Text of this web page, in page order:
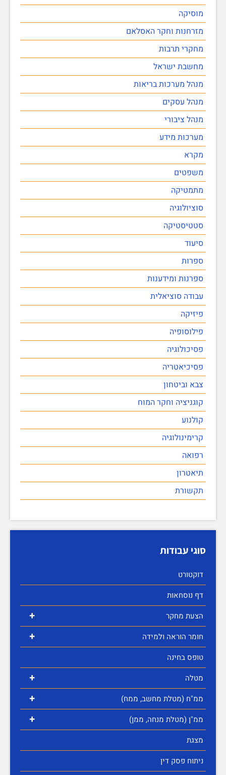
מוסיקה
מזרחנות וחקר האסלאם
מחקרי תרבות
מחשבת ישראל
מנהל מערכות בריאות
מנהל עסקים
מנהל ציבורי
מערכות מידע
מקרא
משפטים
מתמטיקה
סוציולוגיה
סטטיסטיקה
סיעוד
ספרות
ספרנות ומידענות
עבודה סוציאלית
פיזיקה
פילוסופיה
פסיכולוגיה
פסיכיאטריה
צבא וביטחון
קוגניציה וחקר המוח
קולנוע
קרימינולוגיה
רפואה
תיאטרון
תקשורת
סוגי עבודות
דוקטורט
דף נוסחאות
+ הצעת מחקר
+
חומר הוראה ולמידה
טופס בחינה
+ מטלה
+ ממ"ח (מטלת מחשב, ממח)
+
ממ"ן (מטלת מנחה, ממן)
מצגת
ניתוח פסק דין